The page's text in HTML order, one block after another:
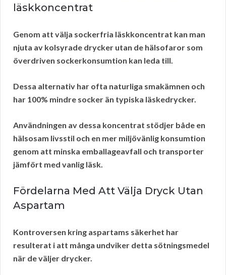
läskkoncentrat
Genom att välja sockerfria läskkoncentrat kan man
njuta av kolsyrade drycker utan de hälsofaror som
överdriven sockerkonsumtion kan leda till.
Dessa alternativ har ofta naturliga smakämnen och
har 100% mindre socker än typiska läskedrycker.
Användningen av dessa koncentrat stödjer både en
hälsosam livsstil och en mer miljövänlig konsumtion
genom att minska emballageavfall och transporter
jämfört med vanlig läsk.
Fördelarna Med Att Välja Dryck Utan
Aspartam
Kontroversen kring aspartams säkerhet har
resulterat i att många undviker detta sötningsmedel
när de väljer drycker.